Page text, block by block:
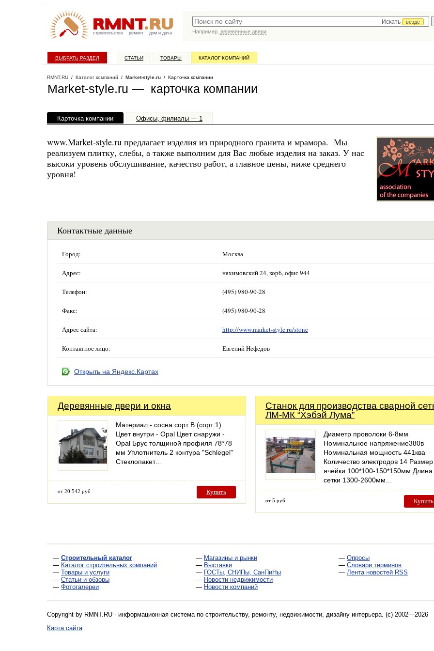
строительство ремонт дом и дача
Искать
везде
Например, деревянные двери
ВЫБРАТЬ РАЗДЕЛ СТАТЬИ ТОВАРЫ КАТАЛОГ КОМПАНИЙ
RMNT.RU / Каталог компаний / Market-style.ru / Карточка компании
Market-style.ru — карточка компании
Карточка компании Офисы, филиалы — 1
www.Market-style.ru предлагает изделия из природного гранита и мрамора. Мы
реализуем плитку, слебы, а также выполним для Вас любые изделия на заказ. У нас
высоки уровень обслушивание, качество работ, а главное цены, ниже среднего
уровня!
Контактные данные
Город: Москва
Адрес: нахимовский 24, кор6, офис 944
Телефон: (495) 980-90-28
Факс: (495) 980-90-28
Адрес сайта: http://www.market-style.ru/stone
Контактное лицо: Евгений Нефедов
Открыть на Яндекс.Картах
Деревянные двери и окна
Материал - сосна сорт В (сорт 1)
Цвет внутри - Opal Цвет снаружи -
Opal Брус толщиной профиля 78*78
мм Уплотнитель 2 контура "Schlegel"
Стеклопакет…
от 20 542 руб Купить
Станок для производства сварной
ЛМ-МК “Хэбэй Лума”
Диаметр проволоки 6-8мм
Номинальное напряжение380в
Номинальная мощность 441ква
Количество электродов 14 Размер
ячейки 100*100-150*150мм Длина
сетки 1300-2600мм…
от 5 руб Купить
— Строительный каталог
— Каталог строительных компаний
— Товары и услуги
— Статьи и обзоры
— Фотогалереи
— Магазины и рынки
— Выставки
— ГОСТы, СНИПы, СанПиНы
— Новости недвижимости
— Новости компаний
— Опросы
— Словари терминов
— Лента новостей RSS
Copyright by RMNT.RU - информационная система по строительству, ремонту, недвижимости, дизайну интерьера. (c) 2002—2026
Карта сайта